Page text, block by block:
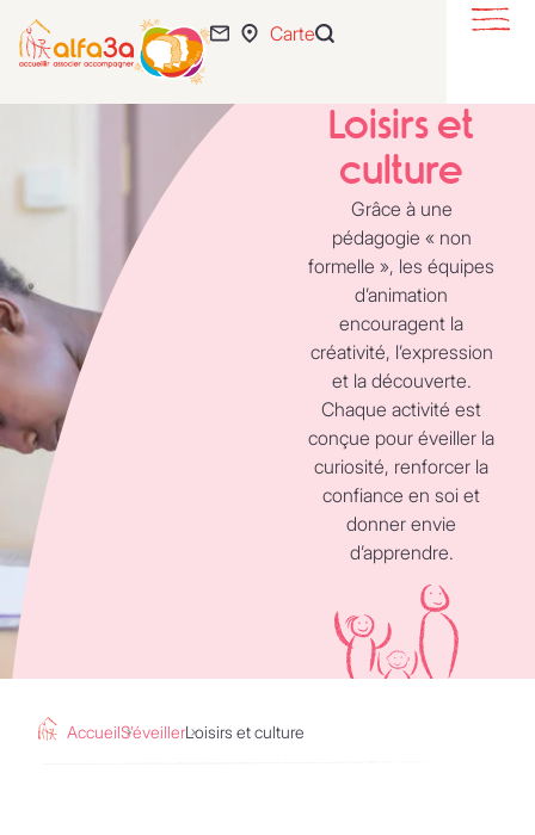
Carte
Se loger
Actualités
L’association
Nous rejoindre
Loisirs et
culture
Grâce à une
pédagogie « non
formelle », les équipes
d’animation
encouragent la
créativité, l’expression
et la découverte.
Chaque activité est
conçue pour éveiller la
curiosité, renforcer la
confiance en soi et
donner envie
d’apprendre.
AccueilS’éveillerLoisirs et culture